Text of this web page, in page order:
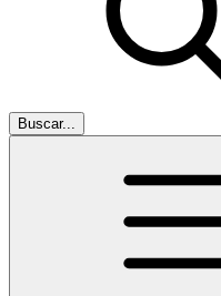
Buscar...